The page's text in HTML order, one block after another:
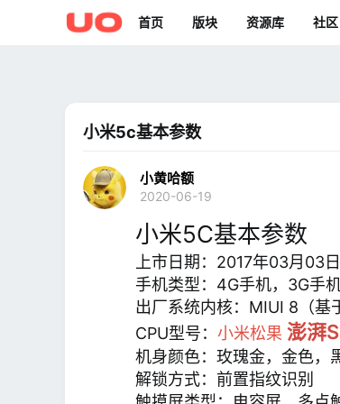
首页 版块 资源库 社区
小米5c基本参数
小黄哈额
2020-06-19
小米5C基本参数
上市日期：2017年03月03日
手机类型：4G手机，3G手
出厂系统内核：MIUI 8（基
CPU型号： 小米松果 澎湃
机身颜色：玫瑰金，金色，
解锁方式：前置指纹识别